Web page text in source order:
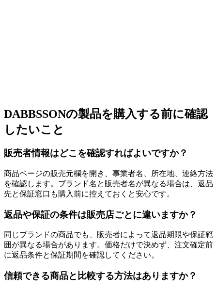
DABBSSONの製品を購入する前に確認
したいこと
販売者情報はどこを確認すればよいですか？
商品ページの販売元欄を開き、事業者名、所在地、連絡方法
を確認します。ブランド名と販売者名が異なる場合は、返品
先と保証窓口も購入前に控えておくと安心です。
返品や保証の条件は販売店ごとに違いますか？
同じブランドの商品でも、販売者によって返品期限や保証範
囲が異なる場合があります。価格だけで決めず、注文確定前
に返品条件と保証期間を確認してください。
信頼できる商品と比較する方法はありますか？